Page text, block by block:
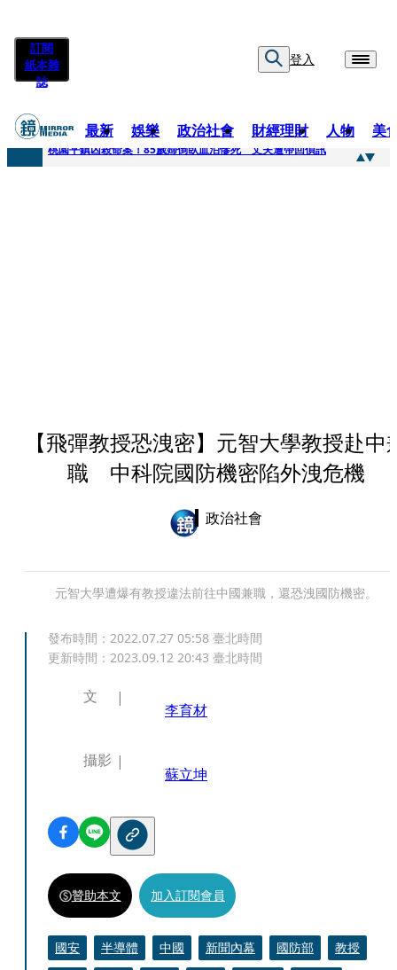
訂閱
紙本雜
誌
登入
最新 娛樂 政治社會 財經理財 人物 美
快訊
桃園平鎮凶殺命案！85歲婦倒臥血泊慘死 丈夫遭帶回偵訊
【飛彈教授恐洩密】元智大學教授赴中
職 中科院國防機密陷外洩危機
政治社會
元智大學遭爆有教授違法前往中國兼職，還恐洩國防機密。
發布時間： 2022.07.27 05:58 臺北時間
更新時間： 2023.09.12 20:43 臺北時間
文
李育材
攝影
蘇立坤
贊助本文 加入訂閱會員
國安 半導體 中國 新聞內幕 國防部
教授